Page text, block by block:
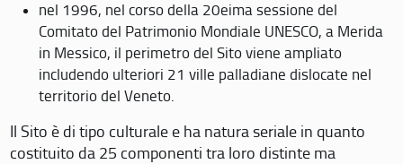
nel 1996, nel corso della 20eima sessione del
Comitato del Patrimonio Mondiale UNESCO, a Merida
in Messico, il perimetro del Sito viene ampliato
includendo ulteriori 21 ville palladiane dislocate nel
territorio del Veneto.
Il Sito è di tipo culturale e ha natura seriale in quanto
costituito da 25 componenti tra loro distinte ma